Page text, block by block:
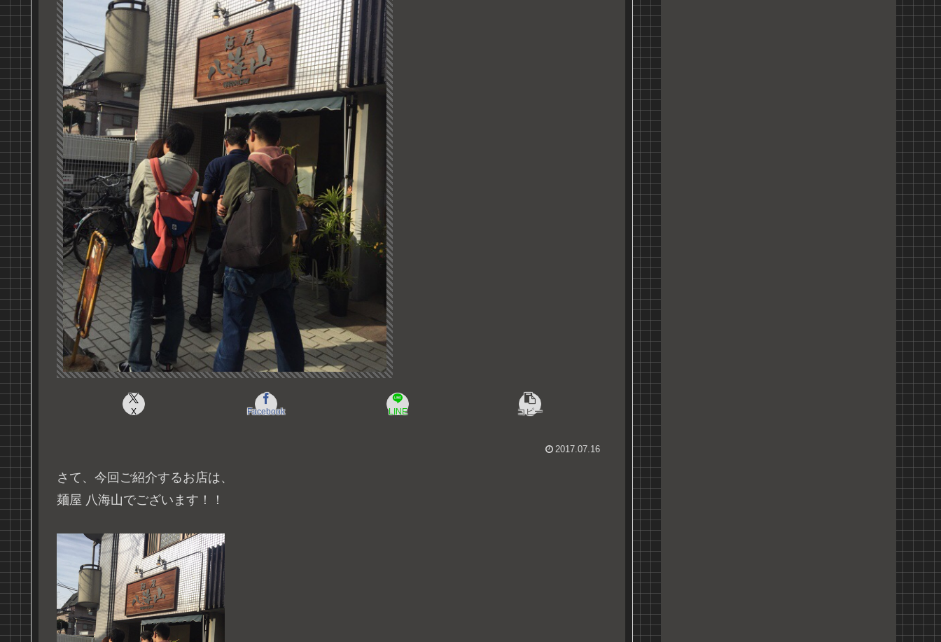
X Facebook LINE コピー
2017.07.16
さて、今回ご紹介するお店は、
麺屋 八海山でございます！！